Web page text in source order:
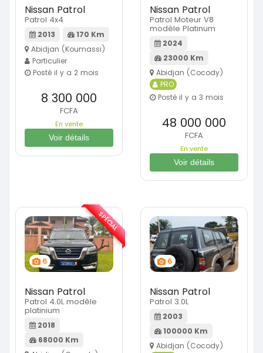
Nissan Patrol
Patrol 4x4
2013
170 Km
Abidjan (Koumassi)
Particulier
Posté il y a 2 mois
8 300 000
FCFA
En vente
Voir détails
Nissan Patrol
Patrol Moteur V8
modèle Platinum
2024
23000 Km
Abidjan (Cocody)
PRO
Posté il y a 3 mois
48 000 000
FCFA
En vente
Voir détails
6
Nissan Patrol
Patrol 4.0L modèle
platinium
2018
68000 Km
SPÉCIAL
6
Nissan Patrol
Patrol 3.0L
2003
100000 Km
Abidjan (Cocody)